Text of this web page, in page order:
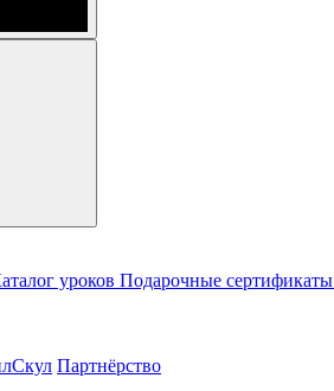
уроков Подарочные сертификаты
Партнёрство